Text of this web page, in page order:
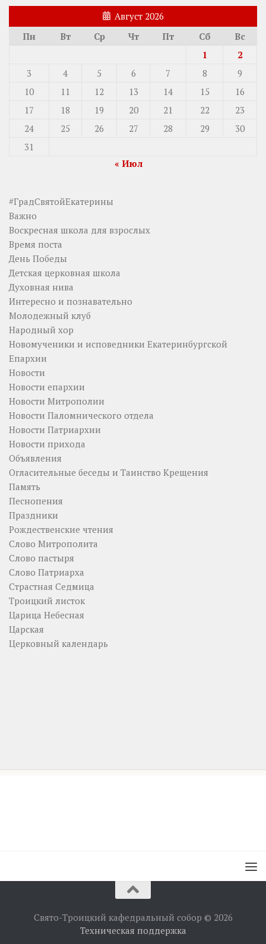
Август 2026
Пн
Вт Ср Чт Пт Сб
Вс
1
2
3
4 5 6 7 8
9
10
11 12 13 14 15
16
17
18 19 20 21 22
23
24
25 26 27 28 29
30
31
« Июл
#ГрадСвятойЕкатерины
Важно
Воскресная школа для взрослых
Время поста
День Победы
Детская церковная школа
Духовная нива
Интересно и познавательно
Молодежный клуб
Народный хор
Новомученики и исповедники Екатеринбургской
Епархии
Новости
Новости епархии
Новости Митрополии
Новости Паломнического отдела
Новости Патриархии
Новости прихода
Объявления
Огласительные беседы и Таинство Крещения
Память
Песнопения
Праздники
Рождественские чтения
Слово Митрополита
Слово пастыря
Слово Патриарха
Страстная Седмица
Троицкий листок
Царица Небесная
Царская
Церковный календарь
Свято-Троицкий кафедральный собор © 2026
Техническая поддержка